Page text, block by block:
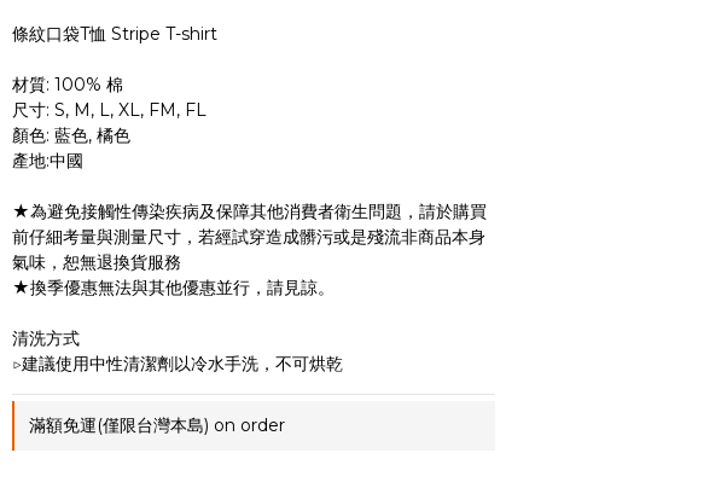
條紋口袋T恤 Stripe T-shirt
材質: 100% 棉
尺寸: S, M, L, XL, FM, FL
顏色: 藍色, 橘色
產地:中國
★為避免接觸性傳染疾病及保障其他消費者衛生問題，請於購買
前仔細考量與測量尺寸，若經試穿造成髒污或是殘流非商品本身
氣味，恕無退換貨服務
★換季優惠無法與其他優惠並行，請見諒。
清洗方式
▷建議使用中性清潔劑以冷水手洗，不可烘乾
滿額免運(僅限台灣本島) on order